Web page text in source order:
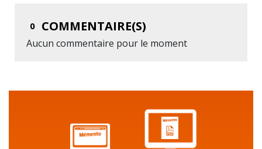
0 COMMENTAIRE(S)
Aucun commentaire pour le moment